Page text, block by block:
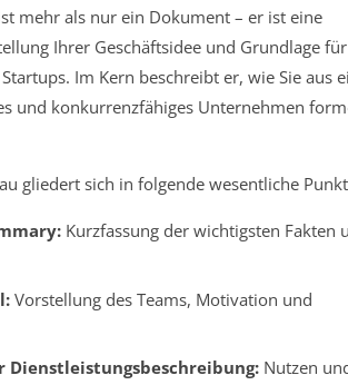
mehr als nur ein Dokument – er ist eine
Ihrer Geschäftsidee und Grundlage
Im Kern beschreibt er, wie Sie aus
und konkurrenzfähiges Unternehmen
gliedert sich in folgende wesentliche
Kurzfassung der wichtigsten Fakten
Vorstellung des Teams, Motivation und
Dienstleistungsbeschreibung:Nutzen